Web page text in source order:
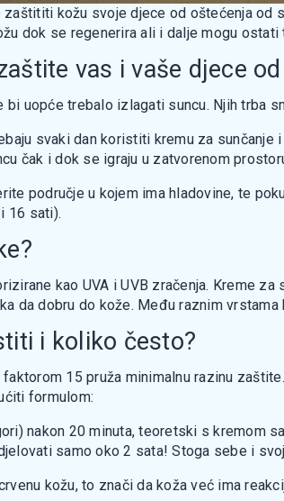
kožu svoje djece od oštećenja od
dok se regenerira ali i dalje mogu ostati
vas i vaše djece
bi uopće trebalo izlagati suncu. Njih trba
svaki dan koristiti kremu za sunčanje
čak i dok se igraju u zatvorenom
područje u kojem ima hladovine, te
16 sati).
kao UVA i UVB zračenja. Kreme
da dobru do kože. Među raznim
i koliko često?
15 pruža minimalnu razinu
formulom:
nakon 20 minuta, teoretski s kremom
samo oko 2 sata! Stoga sebe i
kožu, to znači da koža već ima